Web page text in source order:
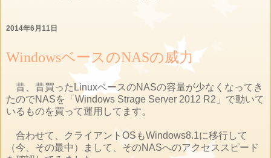
2014年6月11日
WindowsベースのNASの威力
昔、昔買ったLinuxベースのNASの容量が少なくなってき
たのでNASを「Windows Strage Server 2012 R2」で動いて
いるものを買って運用してます。
合わせて、クライアントOSもWindows8.1に移行して
（今、その最中）まして、そのNASへのアクセススピード